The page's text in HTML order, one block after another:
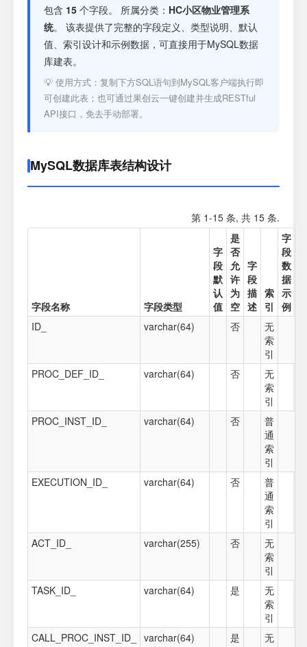
接口测试
包含 15 个字段。 所属分类： HC小区物业管理系
统。 该表提供了完整的字段定义、类型说明、默认
值、索引设计和示例数据，可直接用于MySQL数据
库建表。
💡 使用方式：复制下方SQL语句到MySQL客户端执行即
可创建此表；也可通过果创云一键创建并生成RESTful
API接口，免去手动部署。
MySQL数据库表结构设计
第 1-15 条, 共 15 条.
字段名称 字段类型
字
段
默
认
值
是
否
允
许
为
空
字
段
描
述
索
引
字
段
数
据
示
例
ID_
varchar(64) 否
无
索
引
PROC_DEF_ID_
varchar(64) 否
无
索
引
PROC_INST_ID_
varchar(64) 否
普
通
索
引
EXECUTION_ID_
varchar(64) 否
普
通
索
引
ACT_ID_
varchar(255) 否
无
索
引
TASK_ID_
varchar(64) 是
无
索
引
CALL_PROC_INST_ID_
varchar(64) 是
无